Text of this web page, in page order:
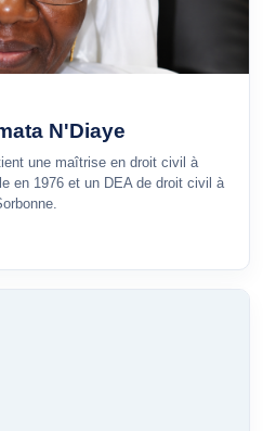
N'Diaye
une maîtrise en droit civil à
en 1976 et un DEA de droit civil à